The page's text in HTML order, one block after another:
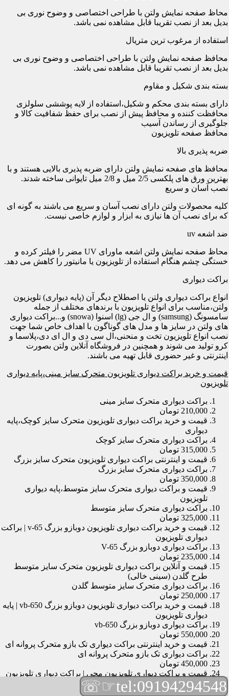
محاظ صفحه نمایش ولتن با طراحی اختصاصی و وضوح نوری بی
بدیل بعد از نصب تقریبا قابل مشاهده نمی باشد.
استفاده از مرغوب ترین متریال
محافظ صفحه نمایش ولتن با طراحی اختصاصی و وضوح نوری بی
بدیل بعد از نصب تقریبا قابل مشاهده نمی باشد.
بسته بندی شکیل و مقاوم
دارای بسته بندی محکم و شکیل،استفاده از لایه پوششی سلولزی
محافظت کننده و محافظ پیش از نصب برای حفظ شفافیت کالا و
جلوگیری از رساندن آسیب
محافظ صفحه تلویزیون
ضربه پذیری بالا
محافظ های صفحه نمایش ولتن دارای ضربه پذیری بالایی هستند و با
بهترین ورق های پلکسی 2/5 میل و 2/8 میل تایوانی ساخته شدند.
نصب آسان و سریع
کلیه محصولات ولتن دارای نصب آسان و سریع می باشند به گونه ای
که برای نصب آن ها نیازی به ابزار و لوازم خاصی نیست.
ضد اشعه uv
محاظ صفحه نمایش ولتن اشعه ماورای UV مضر را فیلتر کرده و
خستگی چشم هنگام استفاده از تلویزیون یا مانیتور را کاهش می دهد.
براکت دیواری
انواع براکت دیواری ولتن یا اصطلاح دیگر آن (پایه دیواری) تلویزیون
ولتن،مناسب برای انواع تلویزیون با برندهای مختلف از جمله
سامسونگ (samsung) و ال جی (lg) اسنوا (snowa) و...براکت دیواری
های ولتن در سایز ها و مدل های گوناگون با اهداف خاص شما جهت
نصب انواع تلویزیون تخت و منحنی،ال سی دی و ال ای دی،پلاسما و
کرو تولید می شوند و همچنین در فروشگاه آنلاین ولتن بصورت
اینترنتی و غیر حضوری قابل تهیه می باشند.
قیمت و خرید براکت دیواری تلویزیون متحرک سایز مینی،پایه دیواری
تلویزیون
براکت دیواری متحرک سایز مینی
210,000 تومان
قیمت و خرید براکت دیواری تلویزیون متحرک سایز کوچک،پایه
دیواری
براکت دیواری متحرک سایز کوچک
315,000 تومان
قیمت و اینترنتی براکت دیواری تلویزیون متحرک سایز بزرگ
براکت دیواری متحرک سایز بزرگ
350,000 تومان
قیمت و براکت دیواری متحرک سایز متوسط،پایه دیواری
تلویزیون
براکت دیواری متحرک سایز متوسط
325,000 تومان
قیمت و خرید براکت دیواری تلویزیون دوبازو بزرگ v-65 | براکت
دیواری تلویزیون
براکت دیواری دوبازو بزرگ V-65
235,000 تومان
قیمت و آنلاین براکت دیواری تلویزیون متحرک سایز متوسط
طرح گلدن (سینی خالی)
براکت دیواری متحرک سایز متوسط گلدن
250,000 تومان
قیمت و خرید براکت دیواری تلویزیون دوبازو بزرگ vb-650 | پایه
دیواری تلویزیون
براکت دیواری دوبازو بزرگ vb-650
550,000 تومان
قیمت و خرید اینترنتی براکت دیواری تک بازو متحرک پروانه ای
براکت دیواری تک بازو متحرک پروانه ای
450,000 تومان
قیمت و براکت دیواری تلویزیون مچی | براکت دیواری تلویزیون
براکت دیواری مچی
165,000 تومان
tel:09194294548
☞☏